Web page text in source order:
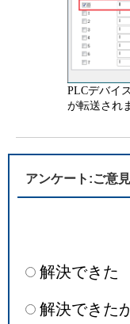
PLCデバイ
が転送され
アンケート:ご意
解決できた
解決できた